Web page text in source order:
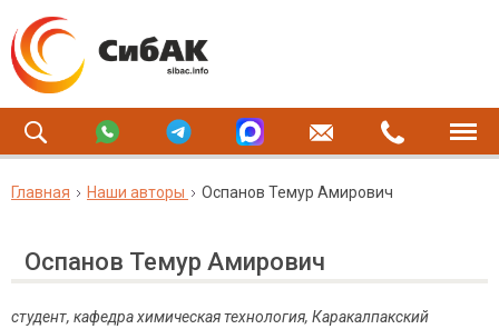
Главная Наши авторы Оспанов Темур Амирович
Оспанов Темур Амирович
студент, кафедра химическая технология, Каракалпакский